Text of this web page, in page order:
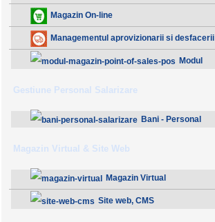
Gestionare Relatiilor cu Partenerii (B2B)
Magazin On-line
Managementul aprovizionarii si desfacerii
Modul
Gestiune Personal Salarizare
Bani - Personal
Magazin Virtual & Site Web
Magazin Virtual
Site web, CMS